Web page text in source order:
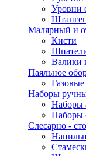
Уровни
Малярный и
Кисти
Валики
Паяльное
Газовые
Наборы
Наборы
Наборы
Слесарно -